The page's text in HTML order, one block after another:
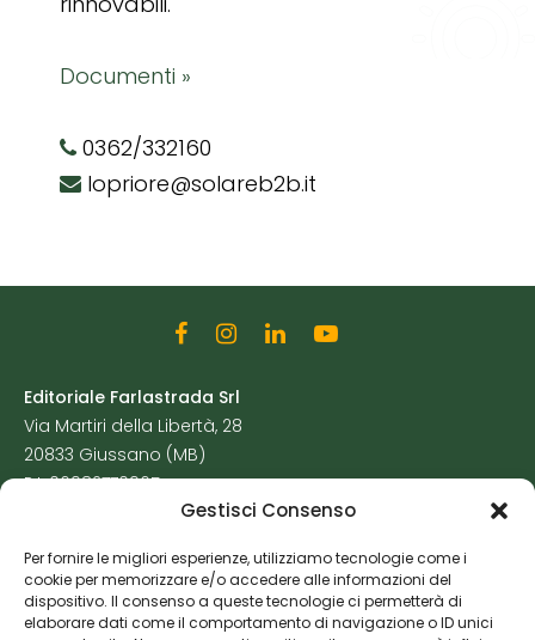
Gestisci Consenso
Per fornire le migliori esperienze, utilizziamo tecnologie come i
cookie per memorizzare e/o accedere alle informazioni del
dispositivo. Il consenso a queste tecnologie ci permetterà di
elaborare dati come il comportamento di navigazione o ID unici
Documenti »
0362/332160
lopriore@solareb2b.it
Editoriale Farlastrada Srl
Via Martiri della Libertà, 28
20833 Giussano (MB)
P.I. 06982770965
Cookie Policy
Risorse Aggiuntive